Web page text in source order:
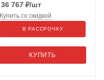
36 767 ₽/шт
КУПИТЬ
Купить со скидкой
В РАССРОЧКУ